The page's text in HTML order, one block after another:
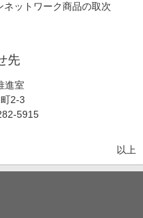
ットワーク商品の取次
先
進室
2-3
5915
以上